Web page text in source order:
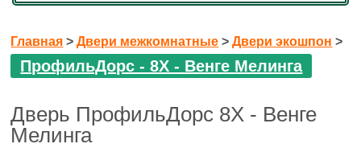
Главная > Двери межкомнатные > Двери экошпон >
ПрофильДорс - 8X - Венге Мелинга
Дверь ПрофильДорс 8X - Венге
Мелинга